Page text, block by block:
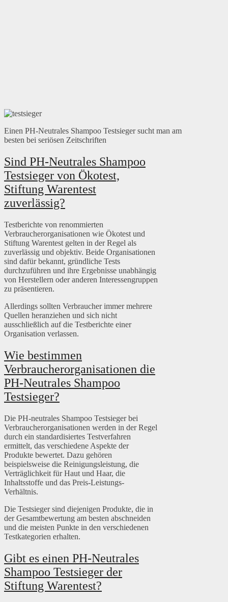
Einen PH-Neutrales Shampoo Testsieger sucht man am
besten bei seriösen Zeitschriften
Sind PH-Neutrales Shampoo
Testsieger von Ökotest,
Stiftung Warentest
zuverlässig?
Testberichte von renommierten
Verbraucherorganisationen wie Ökotest und
Stiftung Warentest gelten in der Regel als
zuverlässig und objektiv. Beide Organisationen
sind dafür bekannt, gründliche Tests
durchzuführen und ihre Ergebnisse unabhängig
von Herstellern oder anderen Interessengruppen
zu präsentieren.
Allerdings sollten Verbraucher immer mehrere
Quellen heranziehen und sich nicht
ausschließlich auf die Testberichte einer
Organisation verlassen.
Wie bestimmen
Verbraucherorganisationen die
PH-Neutrales Shampoo
Testsieger?
Die PH-neutrales Shampoo Testsieger bei
Verbraucherorganisationen werden in der Regel
durch ein standardisiertes Testverfahren
ermittelt, das verschiedene Aspekte der
Produkte bewertet. Dazu gehören
beispielsweise die Reinigungsleistung, die
Verträglichkeit für Haut und Haar, die
Inhaltsstoffe und das Preis-Leistungs-
Verhältnis.
Die Testsieger sind diejenigen Produkte, die in
der Gesamtbewertung am besten abschneiden
und die meisten Punkte in den verschiedenen
Testkategorien erhalten.
Gibt es einen PH-Neutrales
Shampoo Testsieger der
Stiftung Warentest?